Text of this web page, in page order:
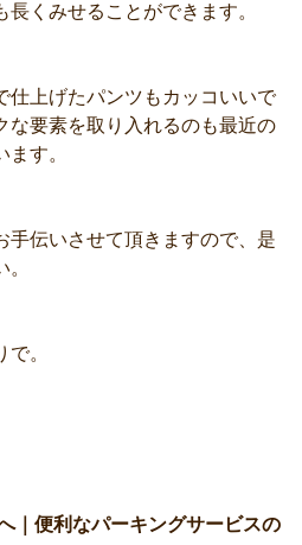
くみせることができます。
仕上げたパンツもカッコいいで
な要素を取り入れるのも最近の
す。
手伝いさせて頂きますので、是
。
｜便利なパーキングサービスの